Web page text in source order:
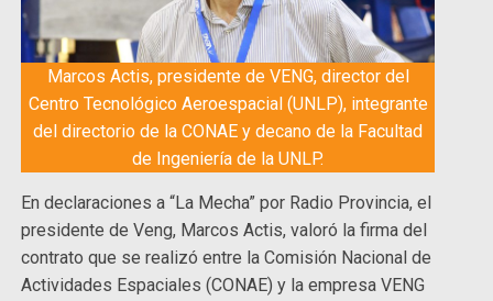
Marcos Actis, presidente de VENG, director del
Centro Tecnológico Aeroespacial (UNLP), integrante
del directorio de la CONAE y decano de la Facultad
de Ingeniería de la UNLP.
En declaraciones a “La Mecha” por Radio Provincia, el
presidente de Veng, Marcos Actis, valoró la firma del
contrato que se realizó entre la Comisión Nacional de
Actividades Espaciales (CONAE) y la empresa VENG